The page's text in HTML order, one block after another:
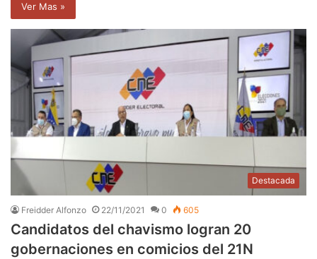
Ver Mas »
Destacada
Freidder Alfonzo 22/11/2021 0 605
Candidatos del chavismo logran 20
gobernaciones en comicios del 21N